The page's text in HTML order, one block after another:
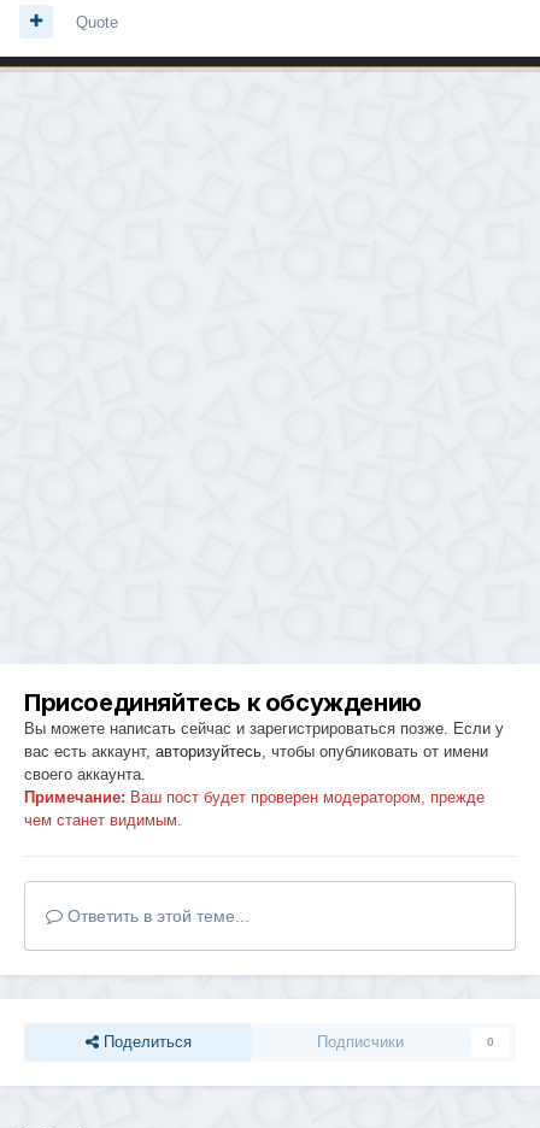
Quote
Присоединяйтесь к обсуждению
Вы можете написать сейчас и зарегистрироваться позже. Если у
вас есть аккаунт, авторизуйтесь , чтобы опубликовать от имени
своего аккаунта.
Примечание: Ваш пост будет проверен модератором, прежде
чем станет видимым.
Ответить в этой теме...
Поделиться Подписчики 0